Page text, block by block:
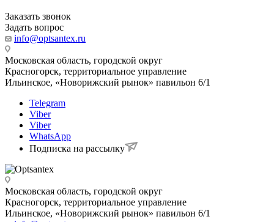
Заказать звонок
Задать вопрос
info@optsantex.ru
Московская область, городской округ
Красногорск, территориальное управление
Ильинское, «Новорижский рынок» павильон 6/1
Telegram
Viber
Viber
WhatsApp
Подписка на рассылку
Московская область, городской округ
Красногорск, территориальное управление
Ильинское, «Новорижский рынок» павильон 6/1